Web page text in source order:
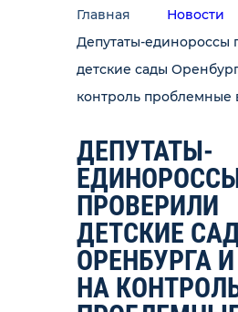
Главная
Новости
Депутаты-единороссы
детские сады
контроль проблемные
ДЕПУТАТЫ-
ПРОВЕРИЛИ
ДЕТСКИЕ
ОРЕНБУРГА
НА